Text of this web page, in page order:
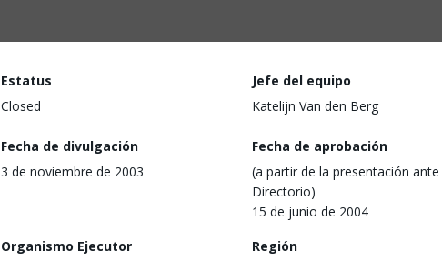
Estatus
Closed
Jefe del equipo
Katelijn Van den Berg
Fecha de divulgación
3 de noviembre de 2003
Fecha de aprobación
(a partir de la presentación ante
Directorio)
15 de junio de 2004
Organismo Ejecutor
Región